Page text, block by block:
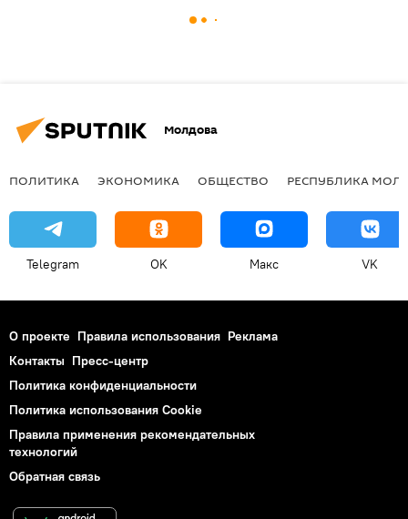
Молдова
ПОЛИТИКА ЭКОНОМИКА ОБЩЕСТВО РЕСПУБЛИКА
Telegram OK Макс VK
О проекте Правила использования Реклама
Контакты Пресс-центр
Политика конфиденциальности
Политика использования Cookie
Правила применения рекомендательных
технологий
Обратная связь